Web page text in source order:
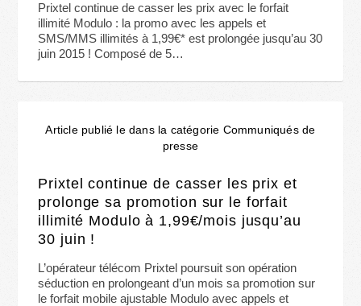
Prixtel continue de casser les prix avec le forfait
illimité Modulo : la promo avec les appels et
SMS/MMS illimités à 1,99€* est prolongée jusqu’au 30
juin 2015 ! Composé de 5…
Article publié le dans la catégorie Communiqués de
presse
Prixtel continue de casser les prix et
prolonge sa promotion sur le forfait
illimité Modulo à 1,99€/mois jusqu’au
30 juin !
L’opérateur télécom Prixtel poursuit son opération
séduction en prolongeant d’un mois sa promotion sur
le forfait mobile ajustable Modulo avec appels et